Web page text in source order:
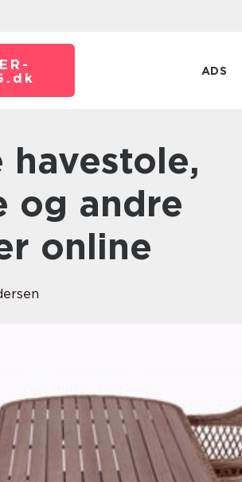
dk ADS
og andre
online